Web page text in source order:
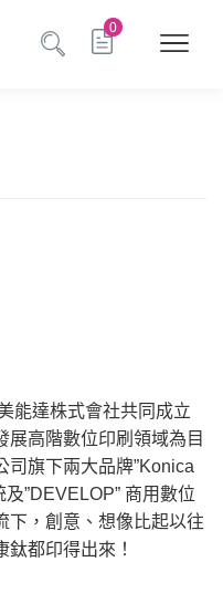
0
能達株式會社共同成立
展高階數位印刷領域為目
司旗下兩大品牌”Konica
”DEVELOP” 商用數位
下，創意、想像比起以往
都印得出來！